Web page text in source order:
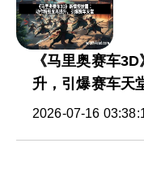
《马里奥赛车
升，引爆赛车天
2026-07-16